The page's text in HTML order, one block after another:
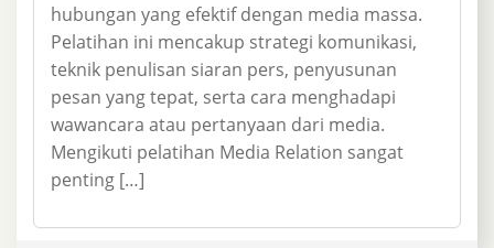
hubungan yang efektif dengan media massa.
Pelatihan ini mencakup strategi komunikasi,
teknik penulisan siaran pers, penyusunan
pesan yang tepat, serta cara menghadapi
wawancara atau pertanyaan dari media.
Mengikuti pelatihan Media Relation sangat
penting […]